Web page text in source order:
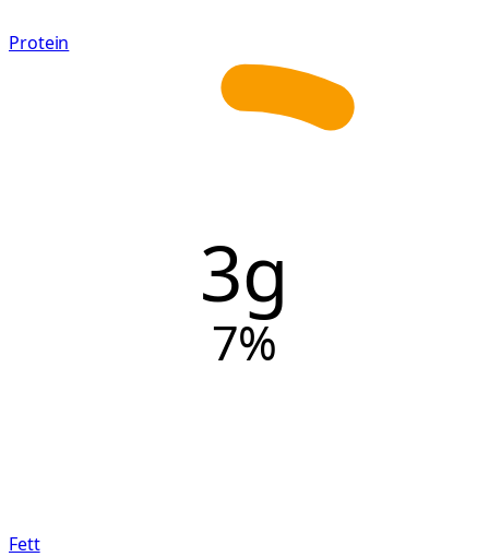
Protein
3g
7%
Fett